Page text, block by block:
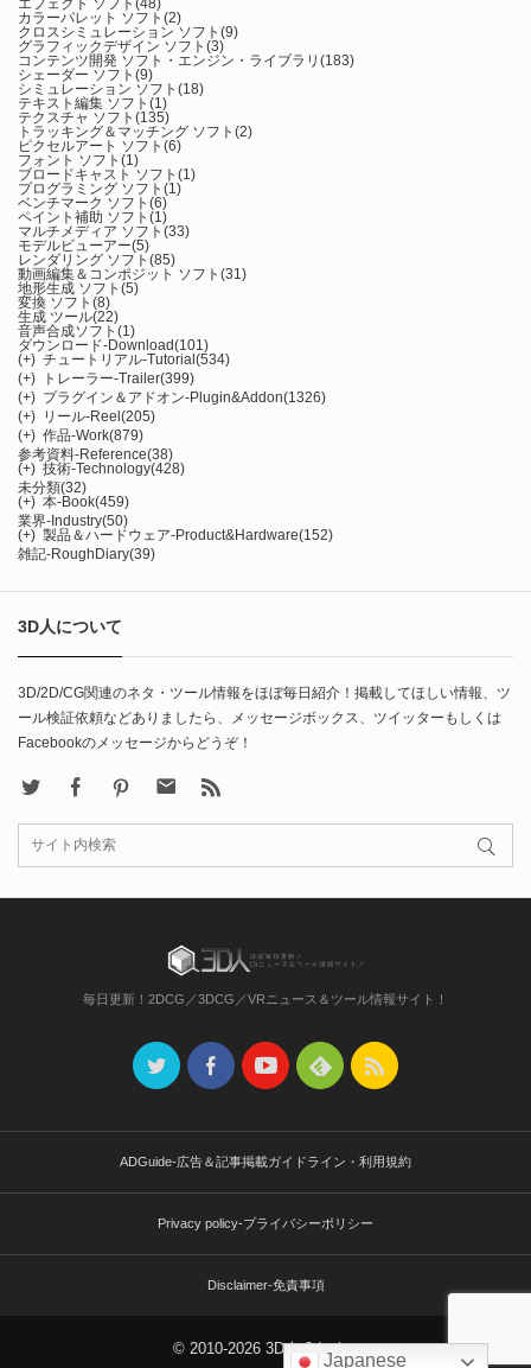
カラーパレット ソフト (2)
クロスシミュレーション ソフト (9)
グラフィックデザイン ソフト (3)
コンテンツ開発 ソフト・エンジン・ライブラリ (183)
シェーダー ソフト (9)
シミュレーション ソフト (18)
テキスト編集 ソフト (1)
テクスチャ ソフト (135)
トラッキング＆マッチング ソフト (2)
ピクセルアート ソフト (6)
フォント ソフト (1)
ブロードキャスト ソフト (1)
プログラミング ソフト (1)
ベンチマーク ソフト (6)
ペイント補助 ソフト (1)
マルチメディア ソフト (33)
モデルビューアー(5)
レンダリング ソフト (85)
動画編集＆コンポジット ソフト (31)
地形生成 ソフト (5)
変換 ソフト (8)
生成 ツール(22)
音声合成ソフト (1)
ダウンロード-Download(101)
(+) チュートリアル-Tutorial(534)
(+)
トレーラー-Trailer(399)
(+) プラグイン＆アドオン-Plugin&Addon(1326)
(+) リール-Reel(205)
(+) 作品-Work(879)
参考資料-Reference(38)
(+) 技術-Technology(428)
未分類(32)
(+) 本-Book(459)
業界-Industry(50)
(+) 製品＆ハードウェア-Product&Hardware(152)
雑記-RoughDiary(39)
3D人について
3D/2D/CG関連のネタ・ツール情報をほぼ毎日紹介！掲載してほしい情報、ツ
ール検証依頼などありましたら、メッセージボックス、ツイッターもしくは
Facebookのメッセージからどうぞ！
FacebookPinterest Contact
毎日更新！2DCG／3DCG／VRニュース＆ツール情報サイト！
ADGuide-広告＆記事掲載ガイドライン・利用規約
Privacy policy-プライバシーポリシー
Disclaimer-免責事項
© 2010-2026 3D人-3dnchu-
Japanese